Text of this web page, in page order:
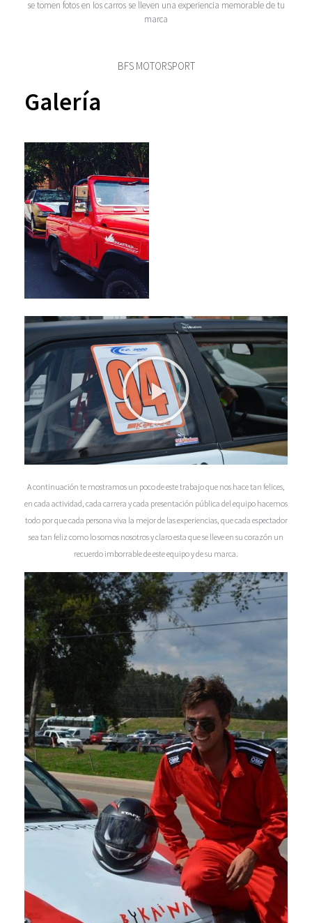
se tomen fotos en los carros se lleven una experiencia memorable de tu
marca
BFS MOTORSPORT
Galería
A continuación te mostramos un poco de este trabajo que nos hace tan felices,
en cada actividad, cada carrera y cada presentación pública del equipo hacemos
todo por que cada persona viva la mejor de las experiencias, que cada espectador
sea tan feliz como lo somos nosotros y claro esta que se lleve en su corazón un
recuerdo imborrable de este equipo y de su marca.